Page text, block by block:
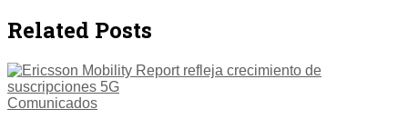
Related Posts
Comunicados